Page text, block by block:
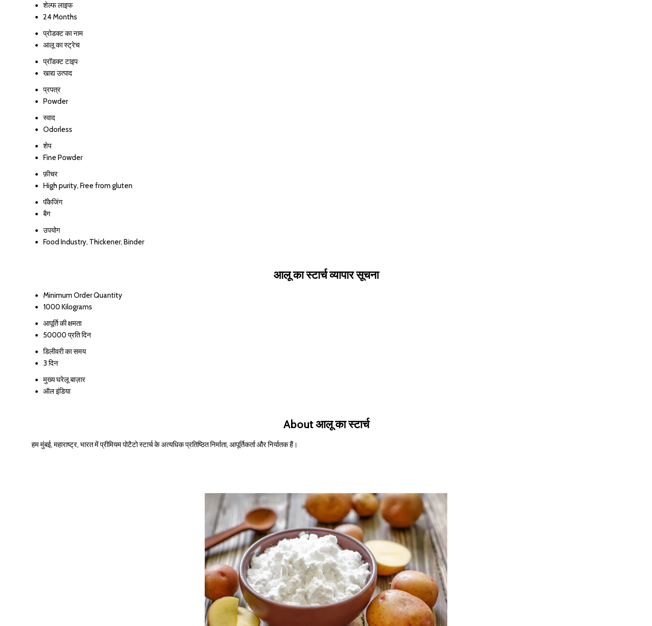
शेल्फ लाइफ
24 Months
प्रोडक्ट का नाम
आलू का स्ट्रेच
प्रॉडक्ट टाइप
खाद्य उत्पाद
प्रपत्र
Powder
स्वाद
Odorless
शेप
Fine Powder
फ़ीचर
High purity, Free from gluten
पॅकेजिंग
बैग
उपयोग
Food Industry, Thickener, Binder
आलू का स्टार्च व्यापार सूचना
Minimum Order Quantity
1000 Kilograms
आपूर्ति की क्षमता
50000 प्रति दिन
डिलीवरी का समय
3 दिन
मुख्य घरेलू बाज़ार
ऑल इंडिया
About आलू का स्टार्च
हम मुंबई, महाराष्ट्र, भारत में प्रीमियम पोटैटो स्टार्च के अत्यधिक प्रतिष्ठित निर्माता, आपूर्तिकर्ता और निर्यातक हैं।